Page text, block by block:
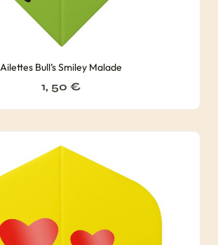
Ailettes Bull’s Smiley Malade
1, 50 €